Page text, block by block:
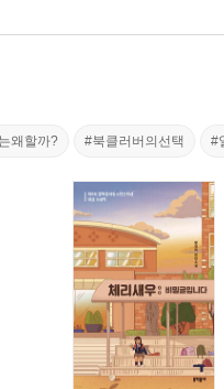
왜할까? #북클러버의선택 #